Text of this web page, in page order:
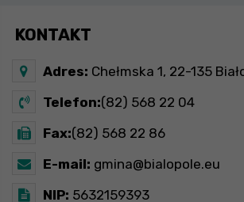
KONTAKT
Adres: Chełmska 1, 22-135
Telefon:(82) 568 22 04
Fax:(82) 568 22 86
E-mail: gmina@bialopole.eu
NIP: 5632159393